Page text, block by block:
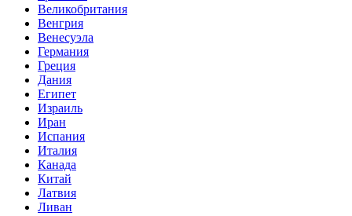
Великобритания
Венгрия
Венесуэла
Германия
Греция
Дания
Египет
Израиль
Иран
Испания
Италия
Канада
Китай
Латвия
Ливан